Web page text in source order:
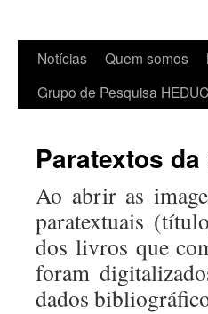
Notícias Quem somos
Grupo de Pesquisa
Paratextos
Ao abrir as
paratextuais
dos livros que
foram
dados